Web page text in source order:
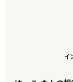
イ